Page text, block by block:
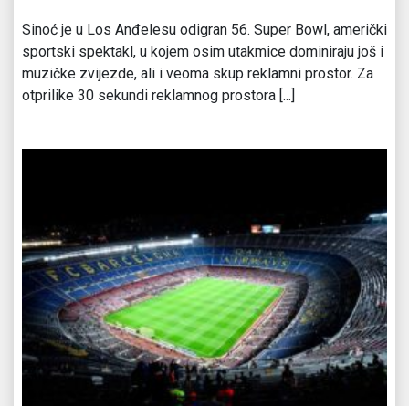
Sinoć je u Los Anđelesu odigran 56. Super Bowl, američki
sportski spektakl, u kojem osim utakmice dominiraju još i
muzičke zvijezde, ali i veoma skup reklamni prostor. Za
otprilike 30 sekundi reklamnog prostora [...]